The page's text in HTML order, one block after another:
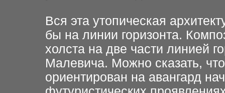
Вся эта утопическая
бы на линии горизонта.
холста на две части линией
Малевича. Можно сказать,
ориентирован на авангард